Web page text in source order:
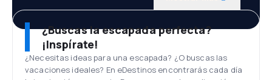
¿Buscas la escapada perfecta?
¡Inspírate!
¿Necesitas ideas para una escapada? ¿O buscas las
vacaciones ideales? En eDestinos encontrarás cada día